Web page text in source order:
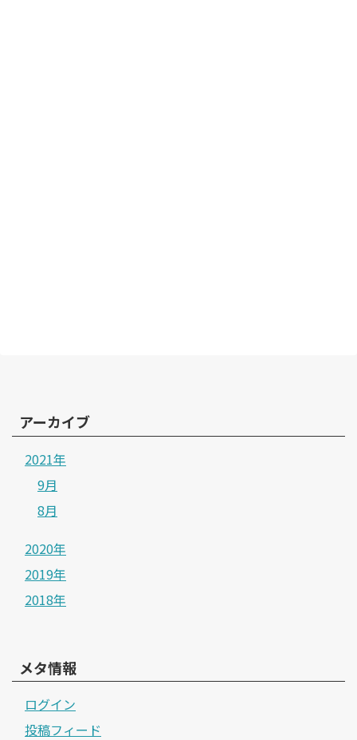
アーカイブ
2021年
9月
8月
2020年
2019年
2018年
メタ情報
ログイン
投稿フィード